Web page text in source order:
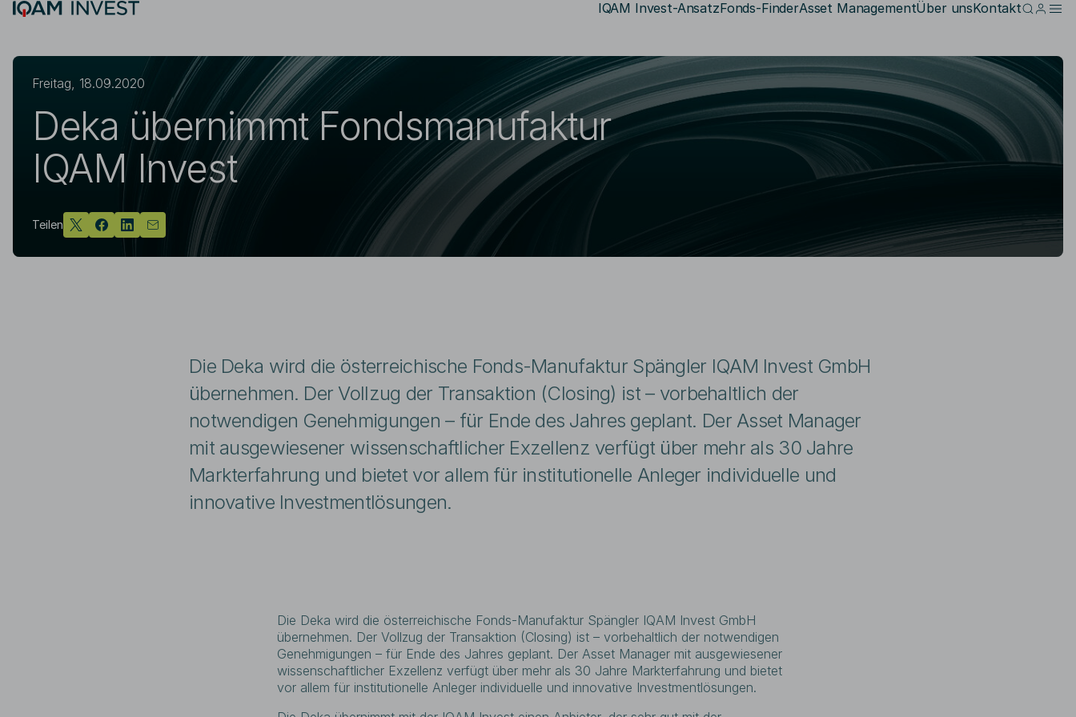
Skip to main content IQAM Invest-AnsatzFonds-FinderAsset ManagementÜber unsKontakt
Suche Suchbegriff eingeben
Freitag, 18.09.2020
Deka übernimmt Fondsmanufaktur
IQAM Invest
Teilen
Die Deka wird die österreichische Fonds-Manufaktur Spängler IQAM Invest GmbH
übernehmen. Der Vollzug der Transaktion (Closing) ist – vorbehaltlich der
notwendigen Genehmigungen – für Ende des Jahres geplant. Der Asset Manager
mit ausgewiesener wissenschaftlicher Exzellenz verfügt über mehr als 30 Jahre
Markterfahrung und bietet vor allem für institutionelle Anleger individuelle und
innovative Investmentlösungen.
Die Deka wird die österreichische Fonds-Manufaktur Spängler IQAM Invest GmbH
übernehmen. Der Vollzug der Transaktion (Closing) ist – vorbehaltlich der notwendigen
Genehmigungen – für Ende des Jahres geplant. Der Asset Manager mit ausgewiesener
wissenschaftlicher Exzellenz verfügt über mehr als 30 Jahre Markterfahrung und bietet
vor allem für institutionelle Anleger individuelle und innovative Investmentlösungen.